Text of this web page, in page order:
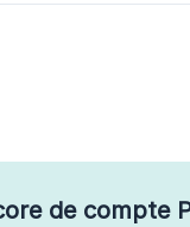
de compte